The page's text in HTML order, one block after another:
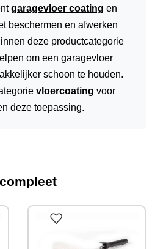
garagevloer coating en
beschermen en afwerken
deze productcategorie
om een garagevloer
schoon te houden.
vloercoating voor
deze toepassing.